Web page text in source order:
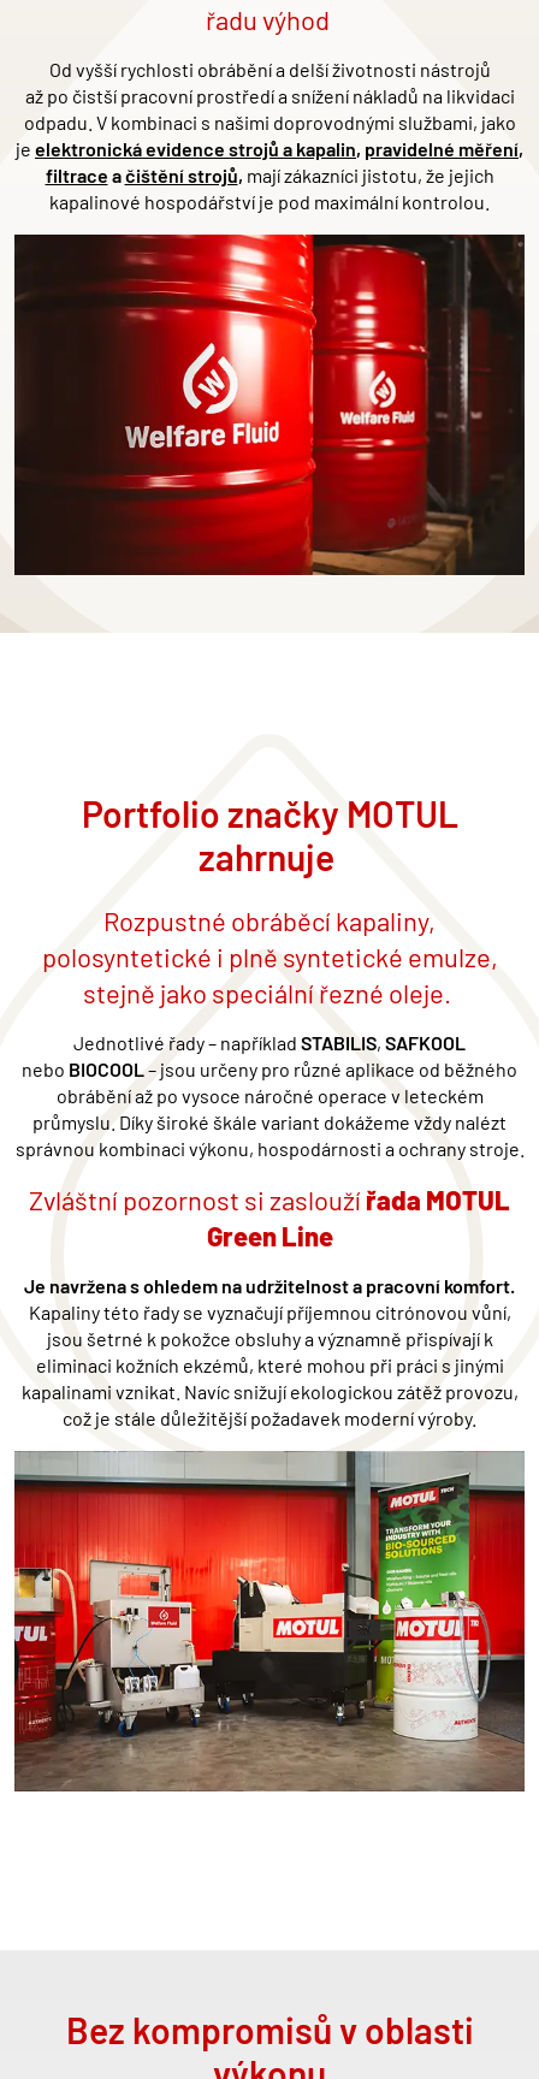
řadu výhod
Od vyšší rychlosti obráběnía delší životnosti nástrojů
až po čistší pracovní prostředí a snížení nákladů na likvidaci
odpadu. V kombinaci s našimi doprovodnými službami, jako
je elektronická evidence strojů a kapalin, pravidelné měření,
filtrace ačištění strojů, mají zákazníci jistotu, že jejich
kapalinové hospodářství je pod maximální kontrolou.
Portfolio značky MOTUL
zahrnuje
Rozpustné obráběcí kapaliny,
polosyntetické i plně syntetické emulze,
stejně jako speciální řezné oleje.
Jednotlivé řady – například STABILIS, SAFKOOL
nebo BIOCOOL– jsou určeny pro různé aplikace od běžného
obrábění až po vysoce náročné operace v leteckém
průmyslu. Díky široké škále variant dokážeme vždy nalézt
správnou kombinaci výkonu, hospodárnosti a ochrany stroje.
Zvláštní pozornost si zaslouží řada MOTUL
Green Line
Je navržena s ohledem na udržitelnost a pracovní komfort.
Kapaliny této řady se vyznačují příjemnou citrónovou vůní,
jsou šetrné k pokožce obsluhy a významně přispívají k
eliminaci kožních ekzémů, které mohou při práci s jinými
kapalinami vznikat. Navíc snižují ekologickou zátěž provozu,
což je stále důležitější požadavek moderní výroby.
Bez kompromisů v oblasti